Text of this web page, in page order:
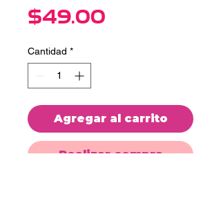
$49.00
Cantidad *
Agregar al carrito
Realizar compra